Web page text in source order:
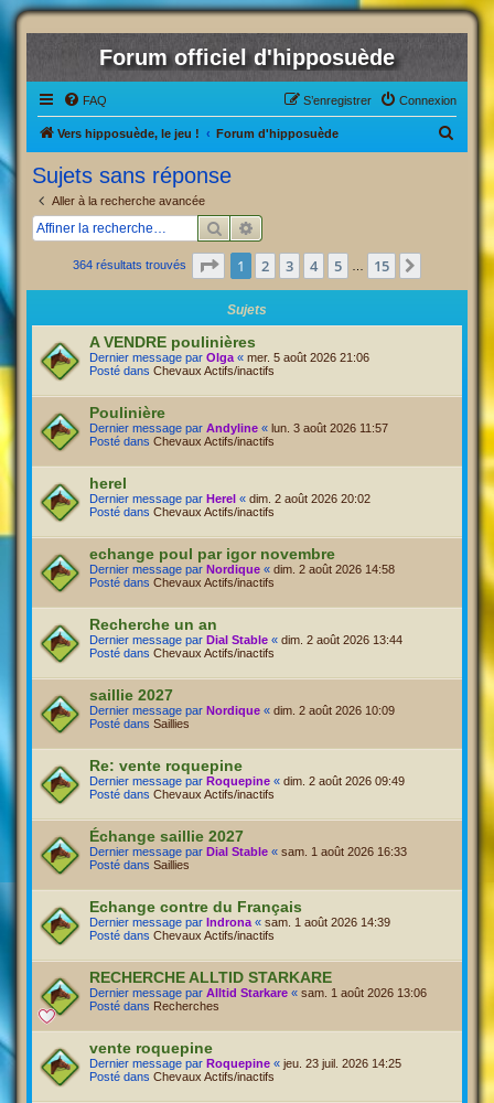
Forum officiel d'hipposuède
FAQ Connexion
S’enregistrer
Vers hipposuède, le jeu ! Forum d'hipposuède
c
Sujets sans réponse
Aller à la recherche avancée
Rechercher
364 résultats trouvés Page 1sur15
1 2 3 4 5 15
Sujets
A VENDRE poulinières
Dernier message par Olga « mer. 5 août 2026 21:06
Posté dans Chevaux Actifs/inactifs
Poulinière
Dernier message par Andyline « lun. 3 août 2026 11:57
Posté dans Chevaux Actifs/inactifs
herel
Dernier message par Herel « dim. 2 août 2026 20:02
Posté dans Chevaux Actifs/inactifs
echange poul par igor novembre
Dernier message par Nordique « dim. 2 août 2026 14:58
Posté dans Chevaux Actifs/inactifs
Recherche un an
Dernier message par Dial Stable « dim. 2 août 2026 13:44
Posté dans Chevaux Actifs/inactifs
saillie 2027
Dernier message par Nordique « dim. 2 août 2026 10:09
Posté dans Saillies
Re: vente roquepine
Dernier message par Roquepine « dim. 2 août 2026 09:49
Posté dans Chevaux Actifs/inactifs
Échange saillie 2027
Dernier message par Dial Stable « sam. 1 août 2026 16:33
Posté dans Saillies
Echange contre du Français
Dernier message par Indrona « sam. 1 août 2026 14:39
Posté dans Chevaux Actifs/inactifs
RECHERCHE ALLTID STARKARE
Dernier message par Alltid Starkare « sam. 1 août 2026 13:06
Posté dans Recherches
vente roquepine
Dernier message par Roquepine « jeu. 23 juil. 2026 14:25
Posté dans Chevaux Actifs/inactifs